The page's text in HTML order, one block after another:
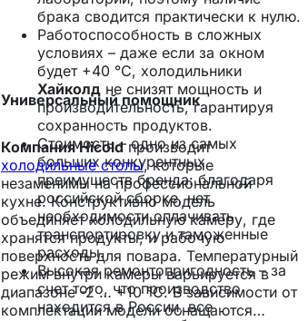
брака сводится практически к нулю.
Работоспособность в сложных
условиях – даже если за окном
будет +40 °С, холодильники
Хайколд не снизят мощность и
производительность, гарантируя
сохранность продуктов.
Стоимость – одно из самых
больших конкурентных
преимуществ бренда: благодаря
российской сборке, нет
необходимости оплачивать
транспортировку и таможенные
расходы.
Высокая ремонтопригодность – за
счет того, что производство
находится в России, все
Универсальный помощник
Компания Hicoldпроизводит
холодильные столы, которые
незаменимы на профессиональной
кухне. Конструктивно модель
объединяет холодильную камеру, где
хранятся продукты, и рабочую
поверхность для повара. Температурный
режим внутри камеры варьируется в
диапазоне -2 … +10 °С. В зависимости от
комплектации модели оснащаются